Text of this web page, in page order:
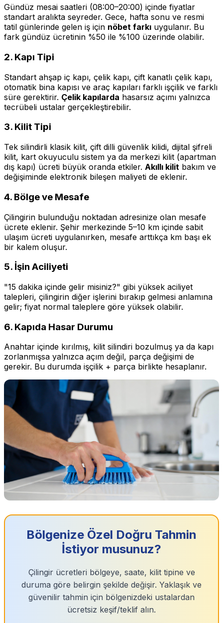
Gündüz mesai saatleri (08:00–20:00) içinde fiyatlar
standart aralıkta seyreder. Gece, hafta sonu ve resmi
tatil günlerinde gelen iş için nöbet farkı uygulanır. Bu
fark gündüz ücretinin %50 ile %100 üzerinde olabilir.
2. Kapı Tipi
Standart ahşap iç kapı, çelik kapı, çift kanatlı çelik kapı,
otomatik bina kapısı ve araç kapıları farklı işçilik ve farklı
süre gerektirir. Çelik kapılarda hasarsız açımı yalnızca
tecrübeli ustalar gerçekleştirebilir.
3. Kilit Tipi
Tek silindirli klasik kilit, çift dilli güvenlik kilidi, dijital şifreli
kilit, kart okuyuculu sistem ya da merkezi kilit (apartman
dış kapı) ücreti büyük oranda etkiler. Akıllı kilit bakım ve
değişiminde elektronik bileşen maliyeti de eklenir.
4. Bölge ve Mesafe
Çilingirin bulunduğu noktadan adresinize olan mesafe
ücrete eklenir. Şehir merkezinde 5–10 km içinde sabit
ulaşım ücreti uygulanırken, mesafe arttıkça km başı ek
bir kalem oluşur.
5. İşin Aciliyeti
"15 dakika içinde gelir misiniz?" gibi yüksek aciliyet
talepleri, çilingirin diğer işlerini bırakıp gelmesi anlamına
gelir; fiyat normal taleplere göre yüksek olabilir.
6. Kapıda Hasar Durumu
Anahtar içinde kırılmış, kilit silindiri bozulmuş ya da kapı
zorlanmışsa yalnızca açım değil, parça değişimi de
gerekir. Bu durumda işçilik + parça birlikte hesaplanır.
Bölgenize Özel Doğru Tahmin
İstiyor musunuz?
Çilingir ücretleri bölgeye, saate, kilit tipine ve
duruma göre belirgin şekilde değişir. Yaklaşık ve
güvenilir tahmin için bölgenizdeki ustalardan
ücretsiz keşif/teklif alın.